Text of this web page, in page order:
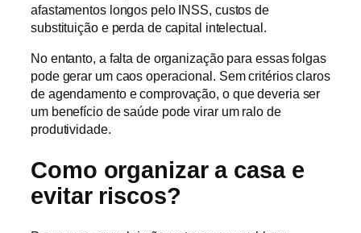
afastamentos longos pelo INSS, custos de
substituição e perda de capital intelectual.
No entanto, a falta de organização para essas folgas
pode gerar um caos operacional. Sem critérios claros
de agendamento e comprovação, o que deveria ser
um benefício de saúde pode virar um ralo de
produtividade.
Como organizar a casa e
evitar riscos?